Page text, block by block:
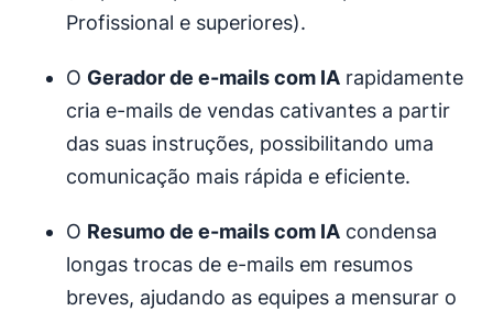
Profissional e superiores).
O Gerador de e-mails com IA rapidamente
cria e-mails de vendas cativantes a partir
das suas instruções, possibilitando uma
comunicação mais rápida e eficiente.
O Resumo de e-mails com IA condensa
longas trocas de e-mails em resumos
breves, ajudando as equipes a mensurar o